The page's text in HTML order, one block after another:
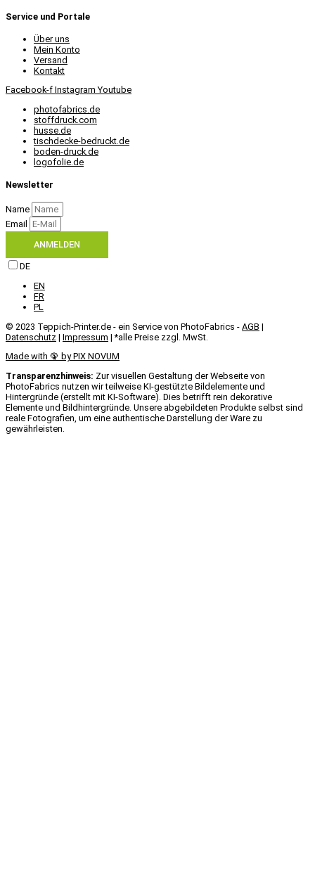
Service und Portale
Über uns
Mein Konto
Versand
Kontakt
Facebook-f Instagram Youtube
photofabrics.de
stoffdruck.com
husse.de
tischdecke-bedruckt.de
boden-druck.de
logofolie.de
Newsletter
Name
Email
ANMELDEN
DE
EN
FR
PL
© 2023 Teppich-Printer.de - ein Service von PhotoFabrics - AGB |
Datenschutz | Impressum | *alle Preise zzgl. MwSt.
Made with 🦚 by PIX NOVUM​
Transparenzhinweis: Zur visuellen Gestaltung der Webseite von
PhotoFabrics nutzen wir teilweise KI-gestützte Bildelemente und
Hintergründe (erstellt mit KI-Software). Dies betrifft rein dekorative
Elemente und Bildhintergründe. Unsere abgebildeten Produkte selbst sind
reale Fotografien, um eine authentische Darstellung der Ware zu
gewährleisten.